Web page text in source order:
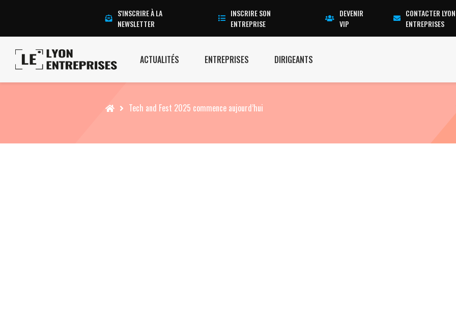
S'INSCRIRE À LA
NEWSLETTER
INSCRIRE SON
ENTREPRISE
DEVENIR
VIP
CONTACTER LYON
ENTREPRISES
ACTUALITÉS ENTREPRISES DIRIGEANTS
Accueil Tech and Fest 2025 commence aujourd’hui